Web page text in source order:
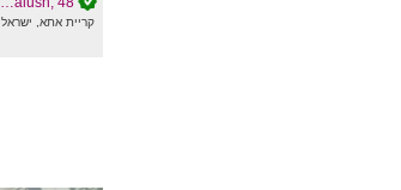
קריית אתא, ישראל